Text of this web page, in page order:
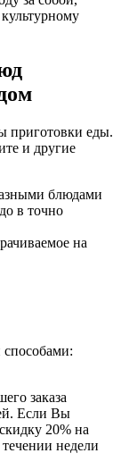
приготовки еды.
и другие
блюдами
в точно
на
заказа
Если Вы
20% на
недели